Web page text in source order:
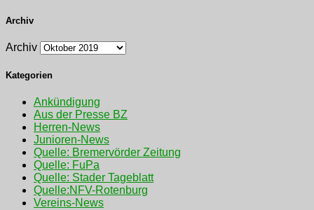
Archiv
Archiv
Kategorien
Ankündigung
Aus der Presse BZ
Herren-News
Junioren-News
Quelle: Bremervörder Zeitung
Quelle: FuPa
Quelle: Stader Tageblatt
Quelle:NFV-Rotenburg
Vereins-News